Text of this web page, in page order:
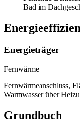
Bad im
Energieträger
Fernwärme
Fernwärmeanschluss,
Warmwasser über
Grundbuch